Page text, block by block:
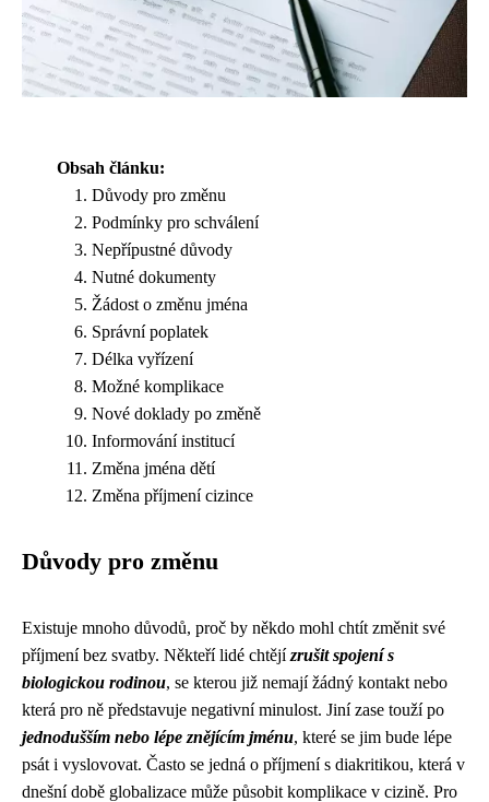
Obsah článku:
Důvody pro změnu
Podmínky pro schválení
Nepřípustné důvody
Nutné dokumenty
Žádost o změnu jména
Správní poplatek
Délka vyřízení
Možné komplikace
Nové doklady po změně
Informování institucí
Změna jména dětí
Změna příjmení cizince
Důvody pro změnu
Existuje mnoho důvodů, proč by někdo mohl chtít změnit své
příjmení bez svatby. Někteří lidé chtějízrušit spojení s
biologickou rodinou, se kterou již nemají žádný kontakt nebo
která pro ně představuje negativní minulost. Jiní zase touží po
jednodušším nebo lépe znějícím jménu, které se jim bude lépe
psát i vyslovovat. Často se jedná o příjmení s diakritikou, která v
dnešní době globalizace může působit komplikace v cizině. Pro